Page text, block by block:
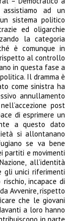
ad un
sistema politico
ed oligarchie
la categoria
è comunque in
al controllo
in questa fase a
Il dramma è
come sinistra ha
annullamento
post
di esprimere un
a questo dato
si allontanano
se va bene
partiti e movimenti
all’identità
gli unici riferimenti
incapace di
Avvenire, rispetto
che le giovani
a loro hanno